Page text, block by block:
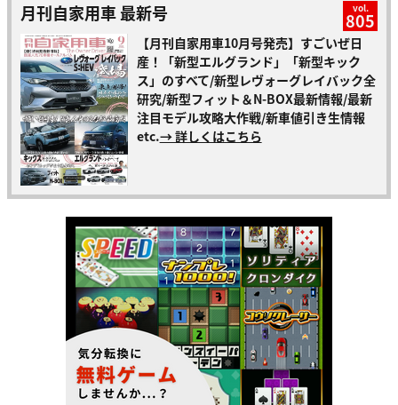
月刊自家用車 最新号 vol.
805
【月刊自家用車10月号発売】すごいぜ日
産！「新型エルグランド」「新型キック
ス」のすべて/新型レヴォーグレイバック全
研究/新型フィット＆N-BOX最新情報/最新
注目モデル攻略大作戦/新車値引き生情報
etc.→ 詳しくはこちら